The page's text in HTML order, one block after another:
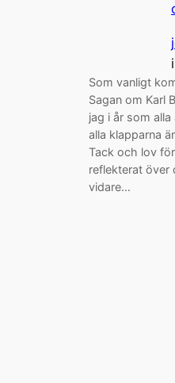
i
Som vanligt
Sagan om Karl
jag i år som
alla klapparna
Tack och lov
reflekterat över
vidare…